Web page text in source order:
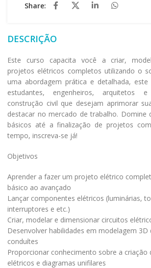
Share:
DESCRIÇÃO
Este curso capacita você a criar,
projetos elétricos completos utilizando o
uma abordagem prática e detalhada,
estudantes, engenheiros, arquitetos
construção civil que desejam aprimorar
destacar no mercado de trabalho. Domine
básicos até a finalização de projetos
tempo, inscreva-se já!
Objetivos
Aprender a fazer um projeto elétrico
básico ao avançado
Lançar componentes elétricos (luminárias,
interruptores e etc.)
Criar, modelar e dimensionar circuitos
Desenvolver habilidades em modelagem 3D
conduítes
Proporcionar conhecimento sobre a criação
elétricos e diagramas unifilares